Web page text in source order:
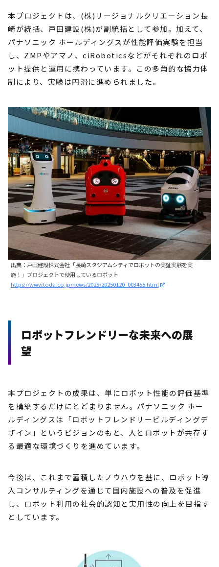
本プロジェクトは、(株)リージョナルクリエーション長
崎が統括、戸田建設(株)が副統括として参加。加えて、
パナソニック ホールディングスが性能評価実験を担当
し、ZMPやアマノ、ciRoboticsなどがそれぞれのロボ
ット提供と運用に携わっています。この多角的な協力体
制により、実験は円滑に進められました。
出典：戸田建設株式会社「長崎スタジアムシティでロボットの実証実験を実
施！」プロジェクトで使用しているロボット
https://www.toda.co.jp/news/2025/20250120_003455.html
ロボットフレンドリーな未来への展
望
本プロジェクトの成果は、単にロボット性能の評価基準
を構築するだけにとどまりません。パナソニック ホー
ルディングスは「ロボットフレンドリービルディングデ
ザイン」というビジョンのもと、人とロボットが共存す
る最適な環境づくりを進めています。
今後は、これまで蓄積したノウハウを基に、ロボット導
入コンサルティングを通じて国内施設への普及を促進
し、ロボット利用の社会的認知と実用性の向上を目指す
としています。